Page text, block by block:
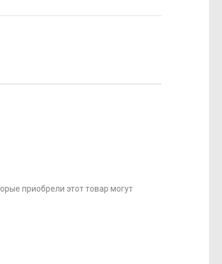
приобрели этот товар могут